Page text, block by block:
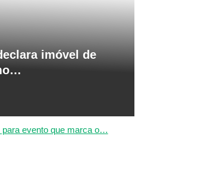
imóvel de